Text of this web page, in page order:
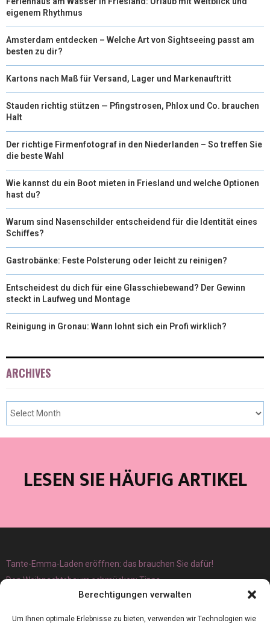
Berechtigungen verwalten
Um Ihnen optimale Erlebnisse zu bieten, verwenden wir Technologien wie
eigenem Rhythmus
Amsterdam entdecken – Welche Art von Sightseeing passt am
besten zu dir?
Kartons nach Maß für Versand, Lager und Markenauftritt
Stauden richtig stützen — Pfingstrosen, Phlox und Co. brauchen
Halt
Der richtige Firmenfotograf in den Niederlanden – So treffen Sie
die beste Wahl
Wie kannst du ein Boot mieten in Friesland und welche Optionen
hast du?
Warum sind Nasenschilder entscheidend für die Identität eines
Schiffes?
Gastrobänke: Feste Polsterung oder leicht zu reinigen?
Entscheidest du dich für eine Glasschiebewand? Der Gewinn
steckt in Laufweg und Montage
Reinigung in Gronau: Wann lohnt sich ein Profi wirklich?
ARCHIVES
LESEN SIE HÄUFIG ARTIKEL
Tante-Emma-Laden eröffnen: das brauchen Sie dafür!
Den Weihnachtsbaum schmücken: Tipps